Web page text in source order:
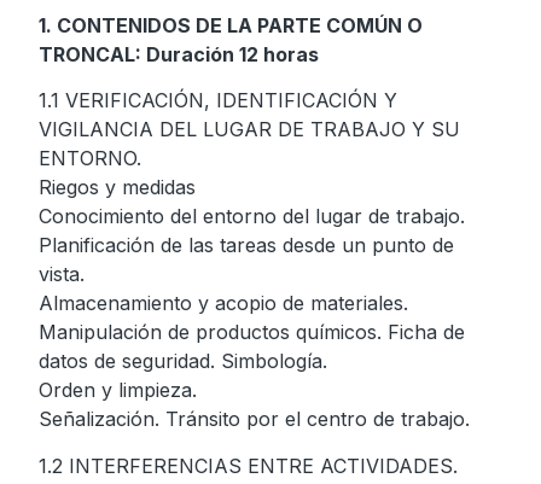
1. CONTENIDOS DE LA PARTE COMÚN O
TRONCAL: Duración 12 horas
1.1 VERIFICACIÓN, IDENTIFICACIÓN Y
VIGILANCIA DEL LUGAR DE TRABAJO Y SU
ENTORNO.
Riegos y medidas
Conocimiento del entorno del lugar de trabajo.
Planificación de las tareas desde un punto de
vista.
Almacenamiento y acopio de materiales.
Manipulación de productos químicos. Ficha de
datos de seguridad. Simbología.
Orden y limpieza.
Señalización. Tránsito por el centro de trabajo.
1.2 INTERFERENCIAS ENTRE ACTIVIDADES.